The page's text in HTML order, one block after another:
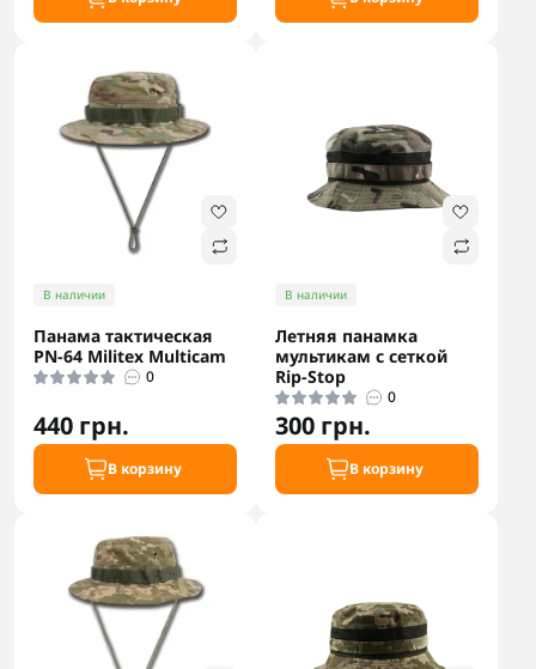
В наличии
Панама тактическая
PN-64 Militex Multicam
0
440 грн.
В корзину
В наличии
Летняя панамка
мультикам с сеткой
Rip-Stop
0
300 грн.
В корзину